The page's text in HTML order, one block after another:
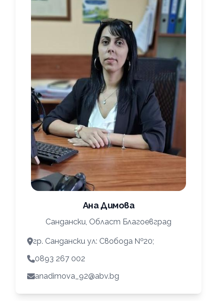
Ана Димова
Сандански, Област Благоевград
гр. Сандански ул: Свобода №20;
0893 267 002
anadimova_92@abv.bg